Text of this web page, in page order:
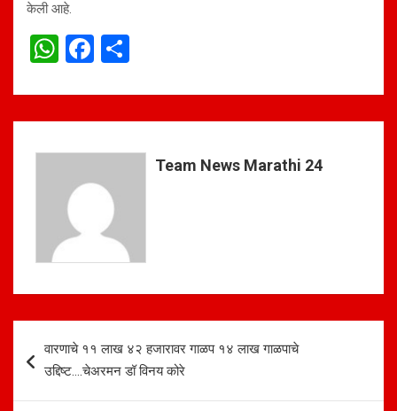
केली आहे.
W
at
A
p
p
F
ce
o
o
k
ar
Team News Marathi 24
navigation
वारणाचे ११ लाख ४२ हजारावर गाळप १४ लाख गाळपाचे
उद्दिष्ट….चेअरमन डॉ विनय कोरे